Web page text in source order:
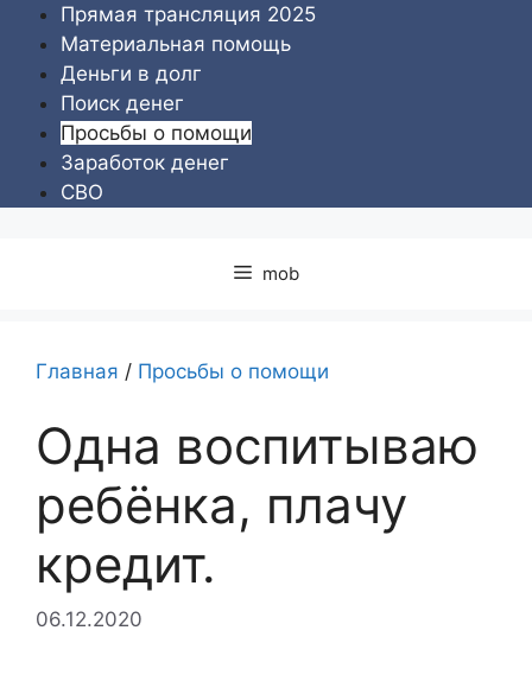
Перейти
содержимому
Прямая трансляция 2025
Материальная помощь
Деньги в долг
Поиск денег
Просьбы о помощи
Заработок денег
СВО
mob
Главная / Просьбы о помощи
Одна воспитываю
ребёнка, плачу
кредит.
06.12.2020